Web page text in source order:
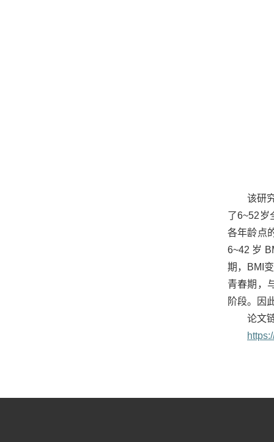
该研
了6~52岁
各年龄点
6~42 岁
期，
BMI
青春期，
阶段。因
论文